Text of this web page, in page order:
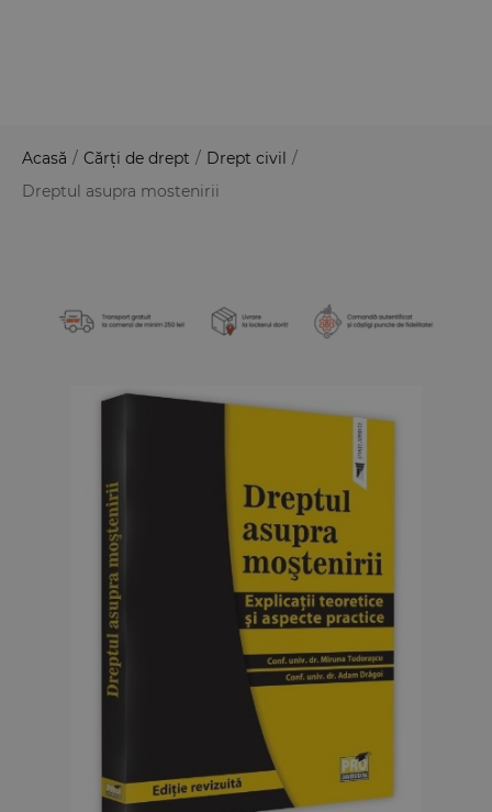
Acasă / Cărți de drept / Drept civil /
Dreptul asupra mostenirii